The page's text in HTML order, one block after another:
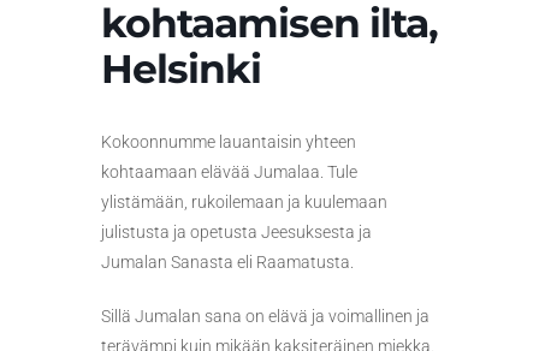
kohtaamisen ilta,
Helsinki
Kokoonnumme lauantaisin yhteen
kohtaamaan elävää Jumalaa. Tule
ylistämään, rukoilemaan ja kuulemaan
julistusta ja opetusta Jeesuksesta ja
Jumalan Sanasta eli Raamatusta.
Sillä Jumalan sana on elävä ja voimallinen ja
terävämpi kuin mikään kaksiteräinen miekka.